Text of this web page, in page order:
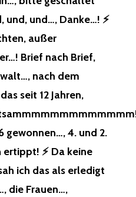
und, und…, Danke…! ⚡️
außer
Brief nach Brief,
nach dem
seit 12 Jahren,
gewonnen…, 4. und 2.
⚡️ Da keine
ich das als erledigt
die Frauen…,